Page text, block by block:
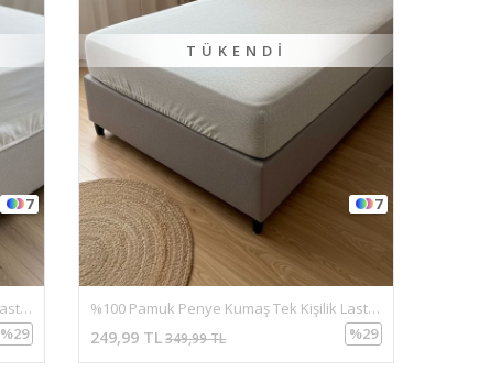
7
%100 Pamuk Penye Kumaş Tek Kişilik Lastikli Çarşaf Beyaz
%29
TÜKENDI
7
%100 Pamuk Penye Kumaş Tek Kişilik Lastikli Çarşaf Gri
249,99 TL349,99 TL %29